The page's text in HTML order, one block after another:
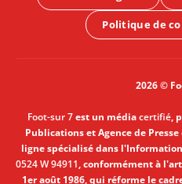
Politique de
2026 ©
Foot-sur 7est un médiacertifié,
Publications et Agence de
ligne spécialisé dans
0524 W 94911, conformément à
1er août 1986, qui réforme le